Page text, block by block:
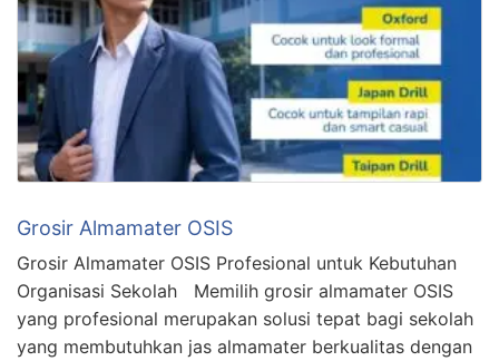
Grosir Almamater OSIS
Grosir Almamater OSIS Profesional untuk Kebutuhan
Organisasi Sekolah Memilih grosir almamater OSIS
yang profesional merupakan solusi tepat bagi sekolah
yang membutuhkan jas almamater berkualitas dengan